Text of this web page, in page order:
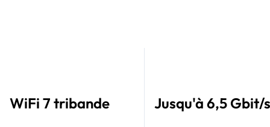
WiFi 7 tribande Jusqu'à 6,5 Gbit/s